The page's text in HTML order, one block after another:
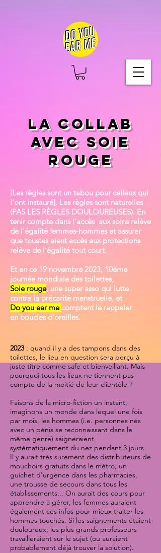
LA COLLAB
AVEC SOIE
ROUGE
[Les règles sont un tabou pour celleux qui
l'ont instauré]. Les règles sont naturelles
(PAS LES RÈGLES DOULOUREUSES). En
tenir compte dans l'accès aux soins relève
de l'égalité femmes-hommes et assurer
que toustes aient accès aux protections
relève de l'égalité tout court.
Et en ce 19 novembre 2023, 10ème
journée mondiale des toilettes,
Soie rouge, une super asso qui lutte
contre la précarité menstruelle, et
Do you ear me comptent le rappeler
en boucles d'oreilles.
2023: quand il y a des tampons dans des
toilettes, le lieu en question sera perçu à
juste titre comme safe et bienveillant. Mais
pourquoi tous les lieux ne tiennent pas
compte de la moitié de leur clientèle ?
Faisons de la micro-fiction un instant,
imaginons un monde dans lequel une fois
par mois, les hommes (i.e. personnes nés
avec un pénis se reconnaissant dans le
même genre) saigneraient
systématiquement du nez pendant 3 jours.
Il y aurait très surement des distributeurs de
mouchoirs gratuits dans le métro, un
guichet d'urgence dans les pharmacies,
une trousse de secours dans tous les
établissements... On aurait des cours pour
apprendre à gérer, les femmes auraient
également ces infos pour mieux traiter les
hommes touchés. Si les saignements étaient
douloureux, les plus grands professeurs
travailleraient sur le sujet (ou auraient
probablement déjà trouver la solution).